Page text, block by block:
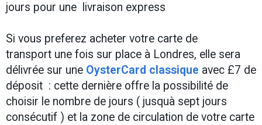
jours pour une livraison express
Si vous preferez acheter votre carte de
transport une fois sur place à Londres, elle sera
délivrée sur une OysterCard classique avec £7 de
déposit : cette dernière offre la possibilité de
choisir le nombre de jours ( jusquà sept jours
consécutif ) et la zone de circulation de votre carte